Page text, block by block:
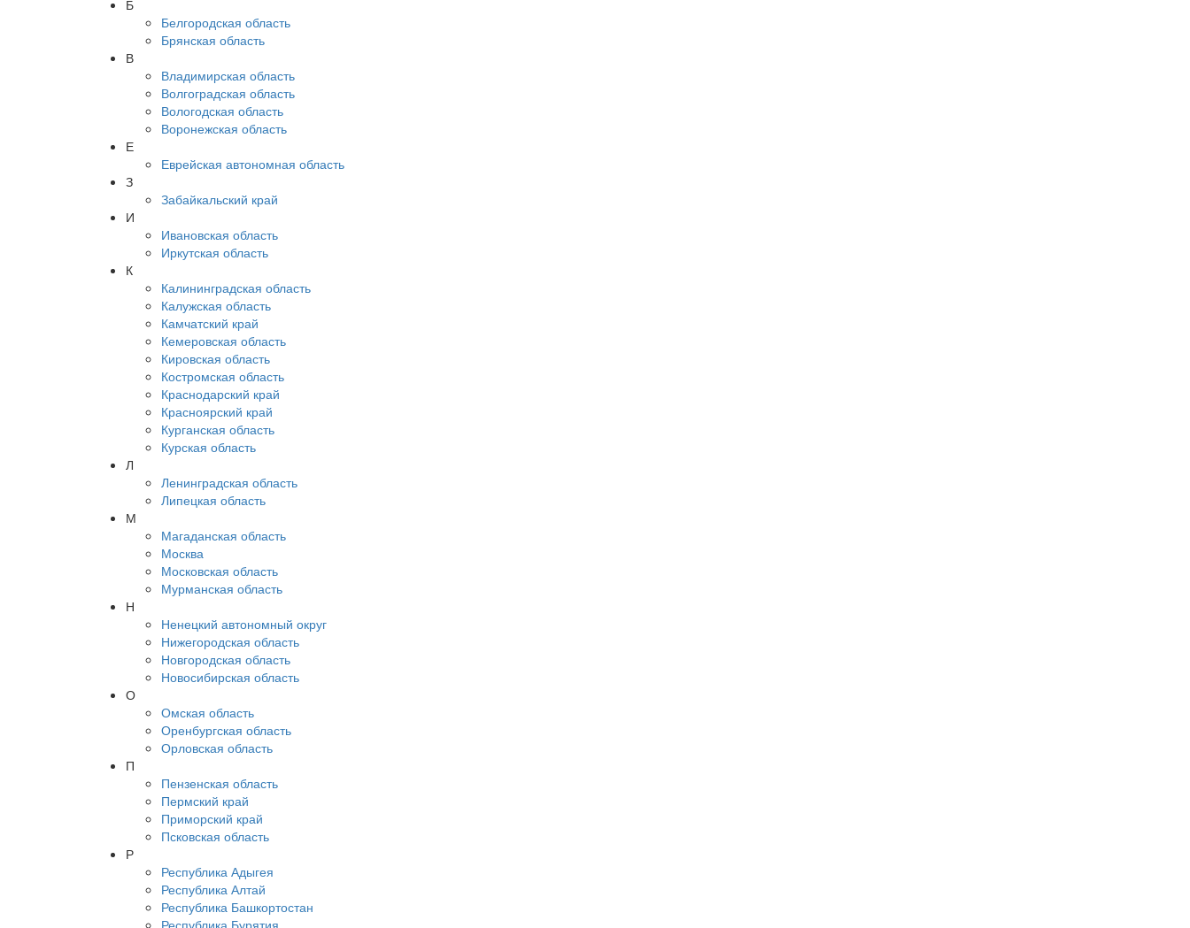
Б
Белгородская область
Брянская область
В
Владимирская область
Волгоградская область
Вологодская область
Воронежская область
Е
Еврейская автономная область
З
Забайкальский край
И
Ивановская область
Иркутская область
К
Калининградская область
Калужская область
Камчатский край
Кемеровская область
Кировская область
Костромская область
Краснодарский край
Красноярский край
Курганская область
Курская область
Л
Ленинградская область
Липецкая область
М
Магаданская область
Москва
Московская область
Мурманская область
Н
Ненецкий автономный округ
Нижегородская область
Новгородская область
Новосибирская область
О
Омская область
Оренбургская область
Орловская область
П
Пензенская область
Пермский край
Приморский край
Псковская область
Р
Республика Адыгея
Республика Алтай
Республика Башкортостан
Республика Бурятия